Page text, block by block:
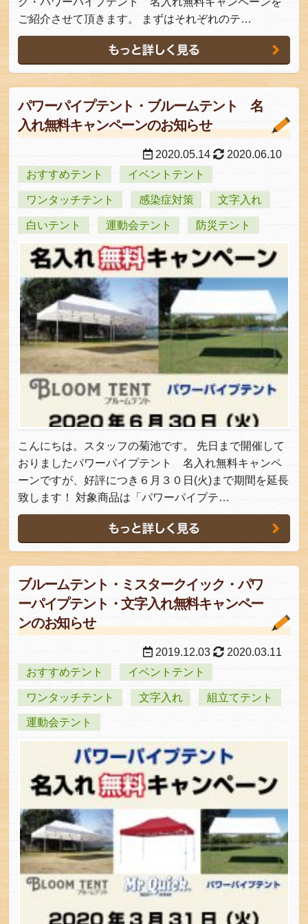
ご紹介させて頂きます。 まずはそれぞれのテ…
パワーパイプテント・ブルームテント 名
入れ無料キャンペーンのお知らせ
2020.05.14
2020.06.10
おすすめテント
イベントテント
ワンタッチテント 感染症対策 文字入れ
白いテント 運動会テント 防災テント
こんにちは。スタッフの菊池です。 先日まで開催して
おりましたパワーパイプテント 名入れ無料キャンペ
ーンですが、好評につき６月３０日(火)まで期間を延長
致します！ 対象商品は「パワーパイプテ…
ブルームテント・ミスタークイック・パワ
ーパイプテント・文字入れ無料キャンペー
ンのお知らせ
2019.12.03
2020.03.11
おすすめテント
イベントテント
ワンタッチテント 文字入れ 組立てテント
運動会テント